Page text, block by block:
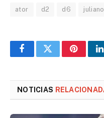
ator d2 d6
FacebookTwitter
NOTICIAS